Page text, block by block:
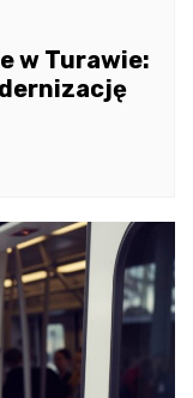
w Turawie: